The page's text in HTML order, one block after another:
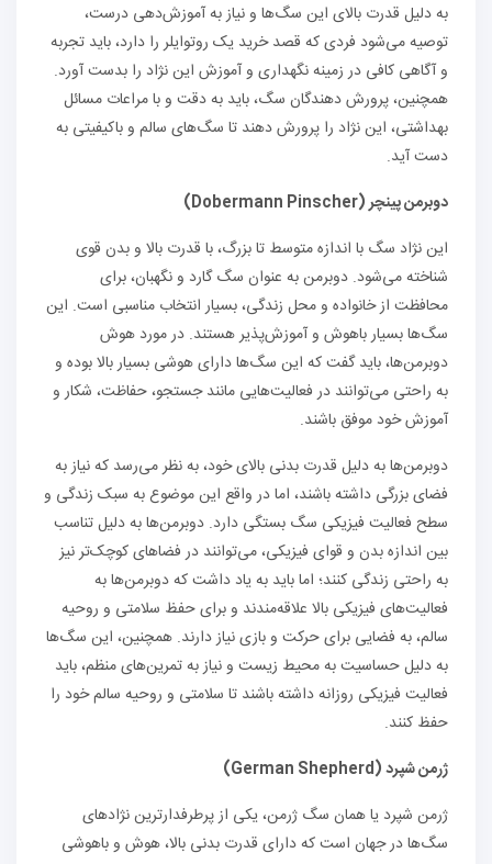
به دلیل قدرت بالای این سگ‌ها و نیاز به آموزش‌دهی درست،
توصیه می‌شود فردی که قصد خرید یک روتوایلر را دارد، باید تجربه
و آگاهی کافی در زمینه نگهداری و آموزش این نژاد را بدست آورد.
همچنین، پرورش دهندگان سگ، باید به دقت و با مراعات مسائل
بهداشتی، این نژاد را پرورش دهند تا سگ‌های سالم و باکیفیتی به
دست آید.
دوبرمن پینچر(
Dobermann Pinscher
)
این نژاد سگ با اندازه متوسط تا بزرگ، با قدرت بالا و بدن قوی
شناخته می‌شود. دوبرمن به عنوان سگ گارد و نگهبان، برای
محافظت از خانواده و محل زندگی، بسیار انتخاب مناسبی است. این
سگ‌ها بسیار باهوش و آموزش‌پذیر هستند. در مورد هوش
دوبرمن‌ها، باید گفت که این سگ‌ها دارای هوشی بسیار بالا بوده و
به راحتی می‌توانند در فعالیت‌هایی مانند جستجو، حفاظت، شکار و
آموزش خود موفق باشند.
دوبرمن‌ها به دلیل قدرت بدنی بالای خود، به نظر می‌رسد که نیاز به
فضای بزرگی داشته باشند، اما در واقع این موضوع به سبک زندگی و
سطح فعالیت فیزیکی سگ بستگی دارد. دوبرمن‌ها به دلیل تناسب
بین اندازه بدن و قوای فیزیکی، می‌توانند در فضاهای کوچک‌تر نیز
به راحتی زندگی کنند؛ اما باید به یاد داشت که دوبرمن‌ها به
فعالیت‌های فیزیکی بالا علاقه‌مندند و برای حفظ سلامتی و روحیه
سالم، به فضایی برای حرکت و بازی نیاز دارند. همچنین، این سگ‌ها
به دلیل حساسیت به محیط زیست و نیاز به تمرین‌های منظم، باید
فعالیت فیزیکی روزانه داشته باشند تا سلامتی و روحیه سالم خود را
حفظ کنند.
ژرمن شپرد(
German Shepherd
)
ژرمن شپرد یا همان سگ ژرمن، یکی از پرطرفدارترین نژادهای
سگ‌ها در جهان است که دارای قدرت بدنی بالا، هوش و باهوشی